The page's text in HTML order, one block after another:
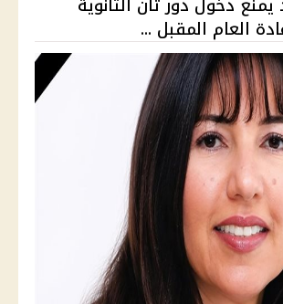
العام المقبل ...